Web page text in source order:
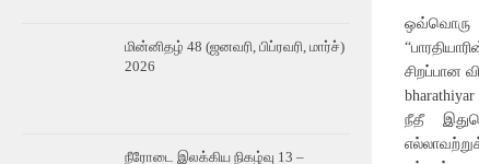
ஒவ்வொரு
சிறப்பான
நீதீ
மின்னிதழ் 48 (ஜனவரி, பிப்ரவரி, மார்ச்)
2026
நீரோடை இலக்கிய நிகழ்வு 13 –